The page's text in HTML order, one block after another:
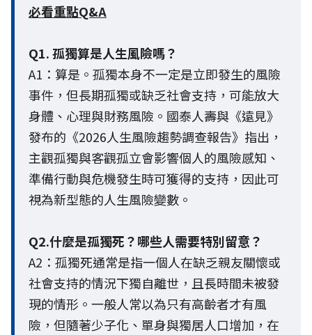
必看重點Q&A
Q1. 孤獨算是人生風險嗎？
A1：算是。孤獨本身不一定是立即發生的風險
事件，但長期孤獨或缺乏社會支持，可能放大
身體、心理與財務風險。國泰人壽與《遠見》
發布的《2026人生風險趨勢調查報告》指出，
主觀孤獨與客觀孤立會影響個人的風險感知、
準備行動與危機發生時可獲得的支持，因此可
視為新型態的人生風險變數。
Q2.什麼是孤獨死？哪些人需要特別留意？
A2：孤獨死通常是指一個人在缺乏親友關懷或
社會支持的情況下獨自離世，且長時間未被發
現的情形。一般人常以為只有高齡者才有風
險，但隨著少子化、單身與獨居人口增加，在